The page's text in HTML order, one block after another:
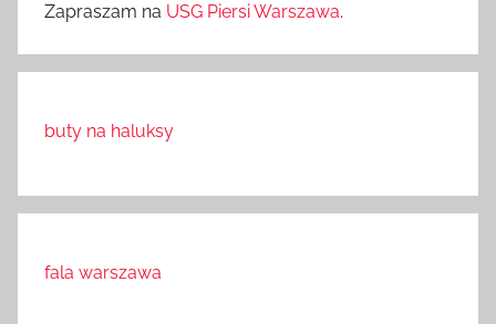
Zapraszam na USG Piersi Warszawa.
buty na haluksy
fala warszawa